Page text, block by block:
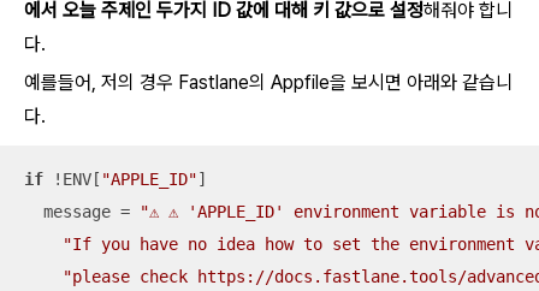
에서 오늘 주제인 두가지 ID 값에 대해 키 값으로 설정해줘야 합니
다.
예를들어, 저의 경우 Fastlane의 Appfile을 보시면 아래와 같습니
다.
if !ENV[ "APPLE_ID"]
  message =
"⚠️ ⚠️ 'APPLE_ID' environment variable is
"If you have no idea how to set the environment
"please check https://docs.fastlane.tools/